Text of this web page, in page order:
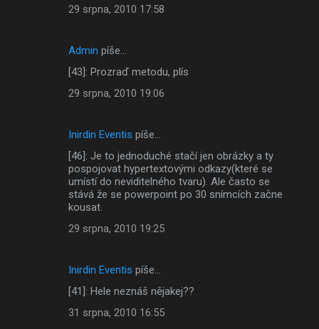
29 srpna, 2010 17:58
Admin píše…
[43]: Prozraď metodu, plís
29 srpna, 2010 19:06
Inirdin Eventis píše…
[46]: Je to jednoduché stačí jen obrázky a ty
pospojovat hypertextovými odkazy(které se
umístí do neviditelného tvaru). Ale často se
stává že se powerpoint po 30 snímcích začne
kousat.
29 srpna, 2010 19:25
Inirdin Eventis píše…
[41]: Hele neznáš nějakej??
31 srpna, 2010 16:55